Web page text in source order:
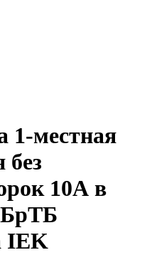
1-местная
без
10А в
IEK